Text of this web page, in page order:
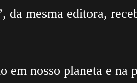
da mesma editora,
em nosso planeta e na